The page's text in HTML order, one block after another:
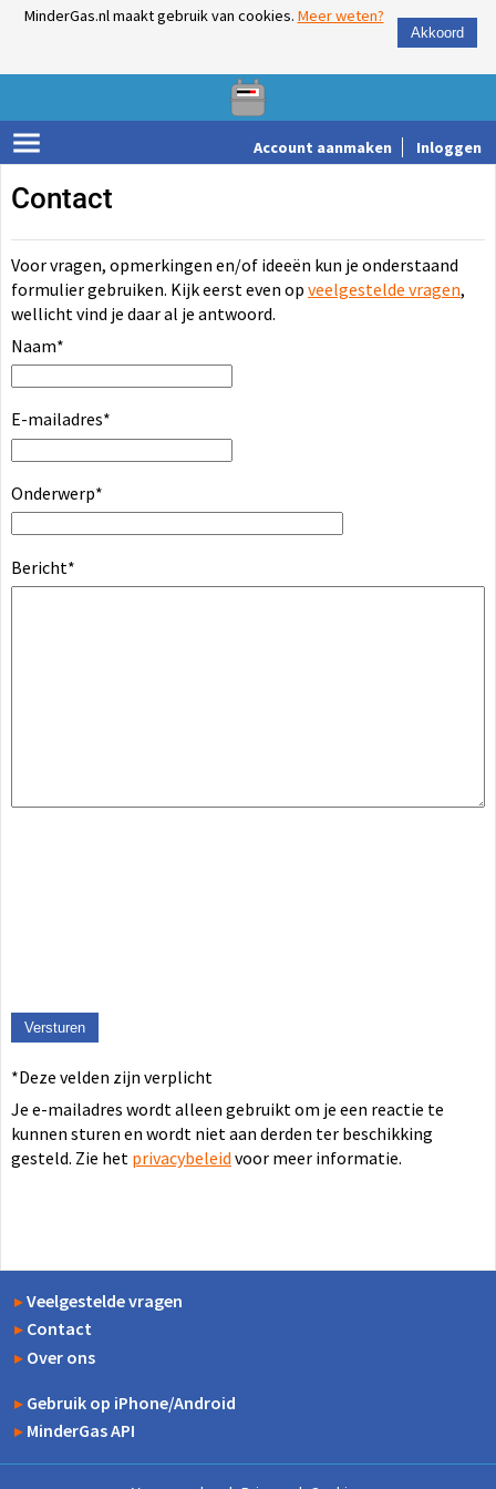
Akkoord
MinderGas.nl maakt gebruik van cookies. Meer weten?
Account aanmaken Inloggen
Contact
Voor vragen, opmerkingen en/of ideeën kun je onderstaand
formulier gebruiken. Kijk eerst even op veelgestelde vragen,
wellicht vind je daar al je antwoord.
Naam*
E-mailadres*
Onderwerp*
Bericht*
*Deze velden zijn verplicht
Je e-mailadres wordt alleen gebruikt om je een reactie te
kunnen sturen en wordt niet aan derden ter beschikking
gesteld. Zie het privacybeleid voor meer informatie.
▸Veelgestelde vragen
▸ Contact
▸ Over ons
▸ Gebruik op iPhone/Android
▸ MinderGas API